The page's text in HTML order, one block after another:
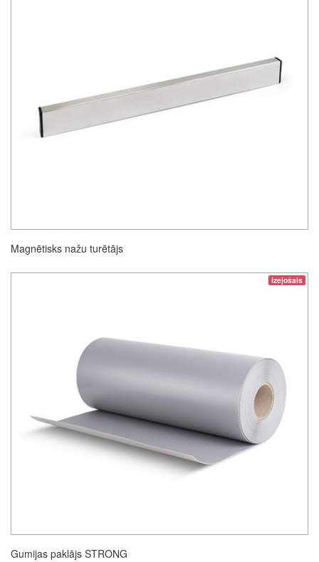
Magnētisks nažu turētājs
izejošais
Gumijas paklājs STRONG